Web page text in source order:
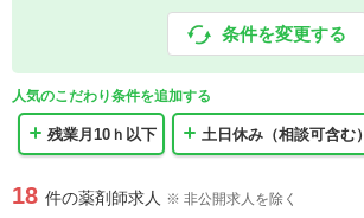
条件を変更する
人気のこだわり条件を追加する
残業月10ｈ以下 土日休み（相談可含む）
18 件の薬剤師求人 ※ 非公開求人を除く